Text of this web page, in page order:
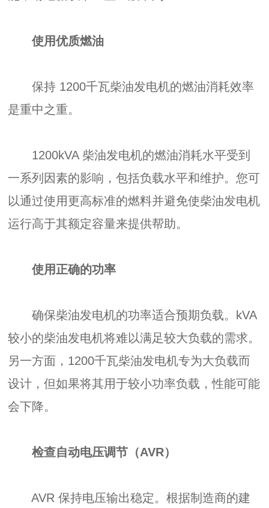
使用优质燃油
保持 1200千瓦柴油发电机的燃油消耗效率
是重中之重。
1200kVA 柴油发电机的燃油消耗水平受到
一系列因素的影响，包括负载水平和维护。您可
以通过使用更高标准的燃料并避免使柴油发电机
运行高于其额定容量来提供帮助。
使用正确的功率
确保柴油发电机的功率适合预期负载。kVA
较小的柴油发电机将难以满足较大负载的需求。
另一方面，1200千瓦柴油发电机专为大负载而
设计，但如果将其用于较小功率负载，性能可能
会下降。
检查自动电压调节（AVR）
AVR 保持电压输出稳定。根据制造商的建